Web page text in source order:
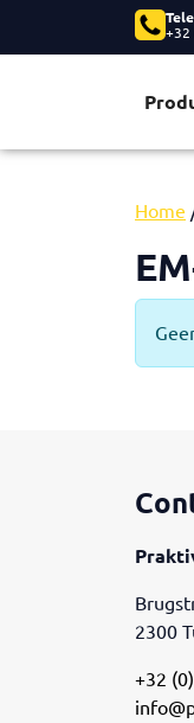
+32
Home
2300
+32